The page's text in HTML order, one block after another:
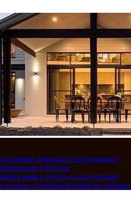
обновки и подорожание
в России
язык и ездить за продуктами
силах сдерживать цены на топливо